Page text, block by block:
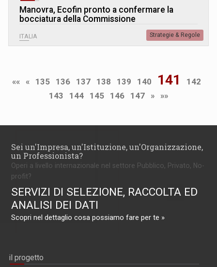
Manovra, Ecofin pronto a confermare la
bocciatura della Commissione
ITALIA Strategie & Regole
«« « 135 136 137 138 139 140 141
142
143
144 145 146 147 » »»
Sei un'Impresa, un'Istituzione, un'Organizzazione,
un Professionista?
Operi a livello internazionale nel settore Pubblico, Privato, No-
profit?
SERVIZI DI SELEZIONE, RACCOLTA ED
ANALISI DEI DATI
Scopri nel dettaglio cosa possiamo fare per te »
il progetto